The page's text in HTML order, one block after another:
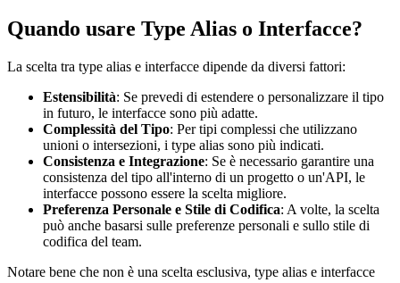
Quando usare Type Alias o Interfacce?
La scelta tra type alias e interfacce dipende da diversi fattori:
Estensibilità: Se prevedi di estendere o personalizzare il tipo
in futuro, le interfacce sono più adatte.
Complessità del Tipo: Per tipi complessi che utilizzano
unioni o intersezioni, i type alias sono più indicati.
Consistenza e Integrazione: Se è necessario garantire una
consistenza del tipo all'interno di un progetto o un'API, le
interfacce possono essere la scelta migliore.
Preferenza Personale e Stile di Codifica: A volte, la scelta
può anche basarsi sulle preferenze personali e sullo stile di
codifica del team.
Notare bene che non è una scelta esclusiva, type alias e interfacce